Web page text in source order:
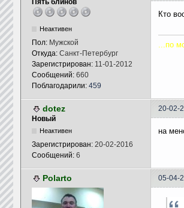
Пять блинов
Неактивен
Пол: Мужской
Откуда: Санкт-Петербург
Зарегистрирован: 11-01-2012
Сообщений: 660
Поблагодарили: 459
Кто
...по
dotez
20-02-
Новый
Неактивен
Зарегистрирован: 20-02-2016
Сообщений: 6
на
Polarto 05-04-